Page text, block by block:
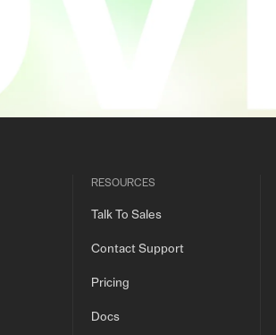
RESOURCES
Talk To Sales
Contact Support
Pricing
Docs